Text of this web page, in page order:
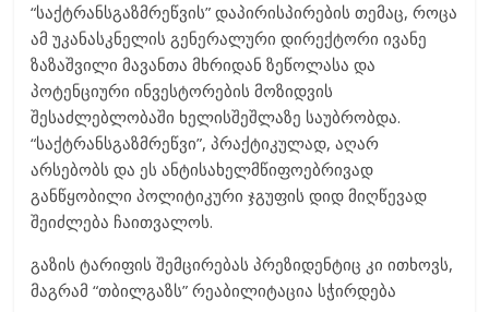
“საქტრანსგაზმრეწვის” დაპირისპირების თემაც, როცა
ამ უკანასკნელის გენერალური დირექტორი ივანე
ზაზაშვილი მავანთა მხრიდან ზეწოლასა და
პოტენციური ინვესტორების მოზიდვის
შესაძლებლობაში ხელისშეშლაზე საუბრობდა.
“საქტრანსგაზმრეწვი”, პრაქტიკულად, აღარ
არსებობს და ეს ანტისახელმწიფოებრივად
განწყობილი პოლიტიკური ჯგუფის დიდ მიღწევად
შეიძლება ჩაითვალოს.
გაზის ტარიფის შემცირებას პრეზიდენტიც კი ითხოვს,
მაგრამ “თბილგაზს” რეაბილიტაცია სჭირდება